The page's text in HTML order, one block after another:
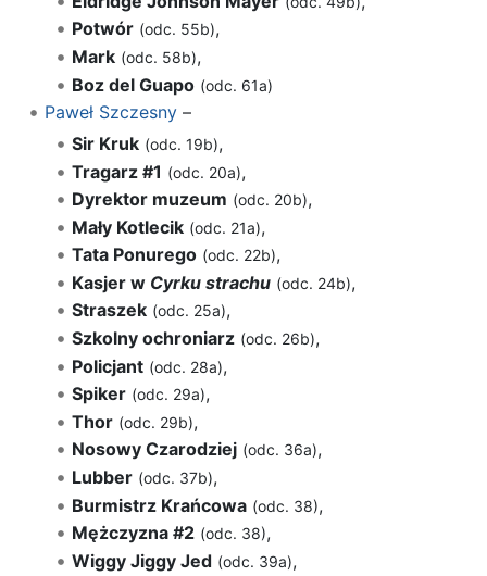
Potwór (odc. 55b),
Mark (odc. 58b),
Boz del Guapo (odc. 61a)
Paweł Szczesny–
Sir Kruk (odc. 19b),
Tragarz #1 (odc. 20a),
Dyrektor muzeum (odc. 20b),
Mały Kotlecik (odc. 21a),
Tata Ponurego (odc. 22b),
Kasjer w Cyrku strachu (odc. 24b),
Straszek (odc. 25a),
Szkolny ochroniarz (odc. 26b),
Policjant (odc. 28a),
Spiker (odc. 29a),
Thor (odc. 29b),
Nosowy Czarodziej (odc. 36a),
Lubber (odc. 37b),
Burmistrz Krańcowa (odc. 38),
Mężczyzna #2 (odc. 38),
Wiggy Jiggy Jed (odc. 39a),